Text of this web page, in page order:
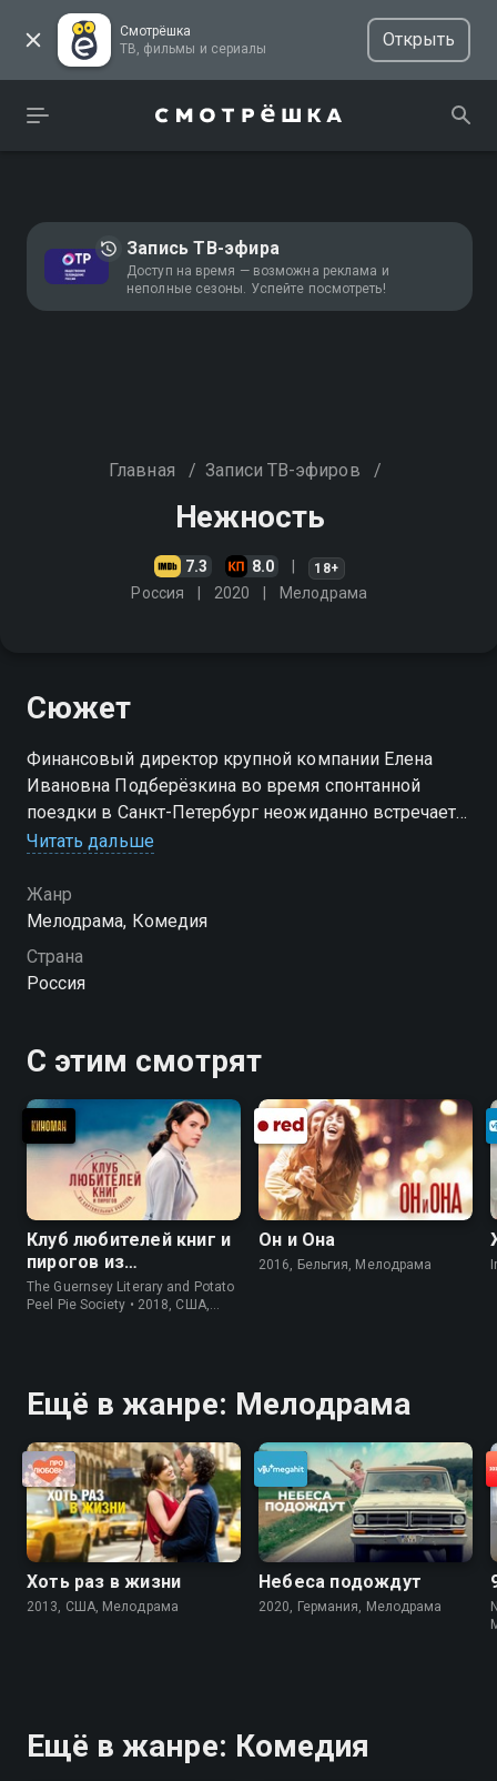
Смотрёшка
ТВ, фильмы и сериалы
Открыть
Запись ТВ-эфира
Доступ на время — возможна реклама и
неполные сезоны. Успейте посмотреть!
Главная / Записи ТВ-эфиров /
Нежность
7.3 8.0 18+
Россия 2020 Мелодрама
Сюжет
Финансовый директор крупной компании Елена
Ивановна Подберёзкина во время спонтанной
поездки в Санкт-Петербург неожиданно встречает
мужчину своей мечты и так же неожиданно его
ход идет всё
Читать дальше
Жанр
Мелодрама, Комедия
Страна
Россия
С этим смотрят
Клуб любителей книг и
пирогов из
картофельных
очистков
The Guernsey Literary and Potato
Peel Pie Society • 2018, США,
Он и Она
2016, Бельгия, Мелодрама
Ещё в жанре: Мелодрама
Хоть раз в жизни
2013, США, Мелодрама
Небеса подождут
2020, Германия, Мелодрама
Ещё в жанре: Комедия